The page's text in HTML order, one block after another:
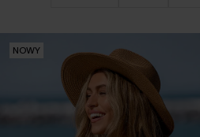
NOWY